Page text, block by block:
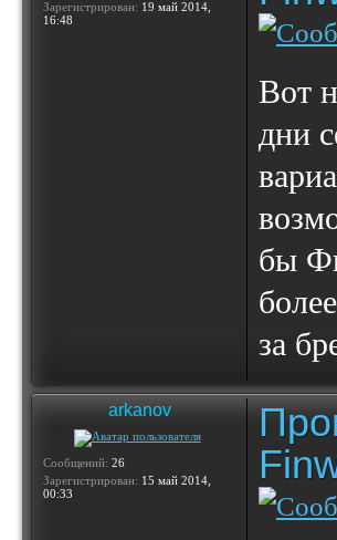
Зарегистрирован: 19 май 2014,
16:48
Вот
дни
бы
за
arkanov
Сообщений: 26
Зарегистрирован: 15 май 2014,
00:33